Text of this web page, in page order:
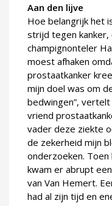
Aan den lijve
Hoe belangrijk het
strijd tegen kanker,
champignonteler
moest afhaken
prostaatkanker
mijn doel was om
bedwingen”,
vriend
vader deze ziekte
de zekerheid mijn
onderzoeken.
kwam er abrupt
van Van Hemert.
had al zijn tijd en